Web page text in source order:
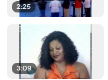
2:25
3:09